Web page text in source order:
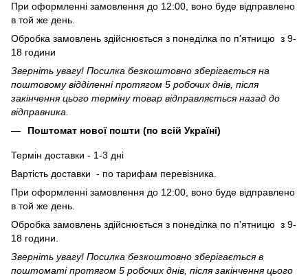
При оформленні замовлення до 12:00, воно буде відправлено
в той же день.
Обробка замовлень здійснюється з понеділка по п’ятницю з 9-
18 години
Зверніть увагу! Посилка безкоштовно зберігається на
поштовому відділенні протягом 5 робочих днів, після
закінчення цього терміну товар відправляється назад до
відправника.
Поштомат нової пошти (по всій Україні)
Термін доставки - 1-3 дні
Вартість доставки - по тарифам перевізника.
При оформленні замовлення до 12:00, воно буде відправлено
в той же день.
Обробка замовлень здійснюється з понеділка по п’ятницю з 9-
18 години.
Зверніть увагу! Посилка безкоштовно зберігається в
поштоматі протягом 5 робочих днів, після закінчення цього